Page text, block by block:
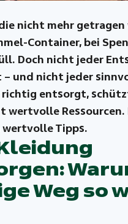
nicht mehr
Container, bei
Doch nicht jeder
und nicht jeder
entsorgt,
wertvolle
Tipps.
Weg so